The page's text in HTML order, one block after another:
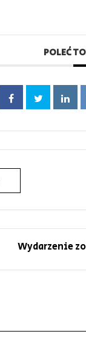
POLEĆ
Wydarzenie